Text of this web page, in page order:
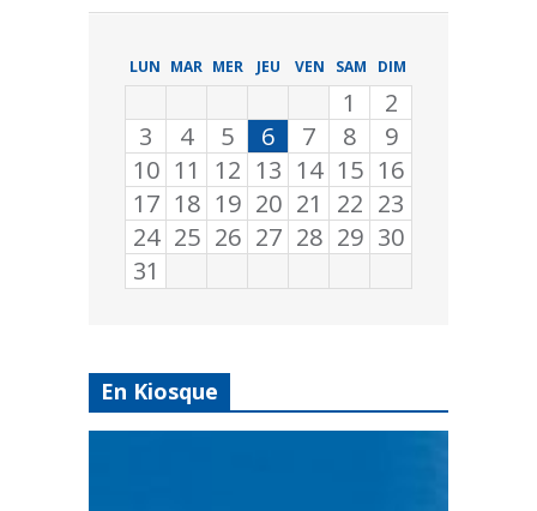
LUN MAR MER JEU VEN SAM DIM
1
2
3
4 5 6 7 8
9
10 11 12 13 14 15 16
17 18 19 20 21 22 23
24 25 26 27 28 29 30
31
En Kiosque